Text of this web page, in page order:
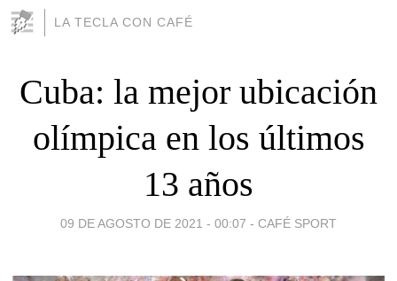
LA TECLA CON CAFÉ
Cuba: la mejor ubicación
olímpica en los últimos
13 años
09 DE AGOSTO DE 2021 - 00:07 - CAFÉ SPORT